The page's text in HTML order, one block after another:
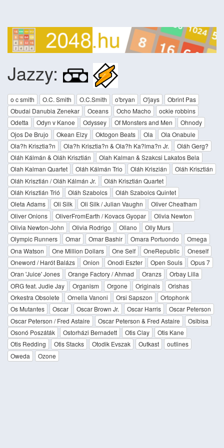
Jazzy:
o c smith O.C. Smith O.C.Smith o'bryan O'jays
Obrint Pas
Obudai Danubia Zenekar
Oceans Ocho Macho
ockie robbins
Odetta
Odyn v Kanoe Odyssey Of Monsters and Men
Ohnody
Ojos De Brujo
Okean Elzy Oktogon Beats Ola
Ola Onabule
Ola?h Krisztia?n
Ola?h Krisztia?n & Ola?h Ka?lma?n Jr.
Oláh Gerg?
Oláh Kálmán & Oláh Krisztián
Olah Kalman & Szakcsi Lakatos Bela
Olah Kalman Quartet
Oláh Kálmán Trio Oláh Kriszián
Oláh Krisztián
Oláh Krisztián / Oláh Kálmán Jr.
Oláh Krisztián Quartet
Oláh Krisztián Trió
Oláh Szabolcs
Oláh Szabolcs Quintet
Oleta Adams
Oli Silk Oli Silk / Julian Vaughn
Oliver Cheatham
Oliver Onions
OliverFromEarth / Kovacs Gyopar
Olivia Newton
Olivia Newton-John
Olivia Rodrigo Ollano
Olly Murs
Olympic Runners
Omar Omar Bashir Omara Portuondo
Omega
Ona Watson
One Million Dollars One Self OneRepublic
Oneself
Oneword / Harót Balázs
Onion Onodi Eszter Open Souls
Opus 7
Oran 'Juice' Jones
Orange Factory / Ahmad Oranzs
Orbay Lilla
ORG feat. Judie Jay
Organism Orgone Originals
Orishas
Orkestra Obsolete
Ornella Vanoni Orsi Sapszon
Ortophonk
Os Mutantes
Oscar Oscar Brown Jr. Oscar Harris
Oscar Peterson
Oscar Peterson / Fred Astaire
Oscar Peterson & Fred Astaire
Osibisa
Osonó Poszáták
Ostorházi Bernadett Otis Clay
Otis Kane
Otis Redding
Otis Stacks Otodik Evszak Outkast
outlines
Oweda
Ozone